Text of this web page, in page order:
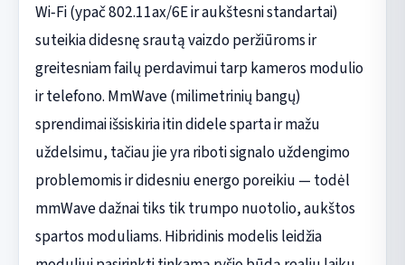
Wi‑Fi (ypač 802.11ax/6E ir aukštesni standartai)
suteikia didesnę srautą vaizdo peržiūroms ir
greitesniam failų perdavimui tarp kameros modulio
ir telefono. MmWave (milimetrinių bangų)
sprendimai išsiskiria itin didele sparta ir mažu
uždelsimu, tačiau jie yra riboti signalo uždengimo
problemomis ir didesniu energo poreikiu — todėl
mmWave dažnai tiks tik trumpo nuotolio, aukštos
spartos moduliams. Hibridinis modelis leidžia